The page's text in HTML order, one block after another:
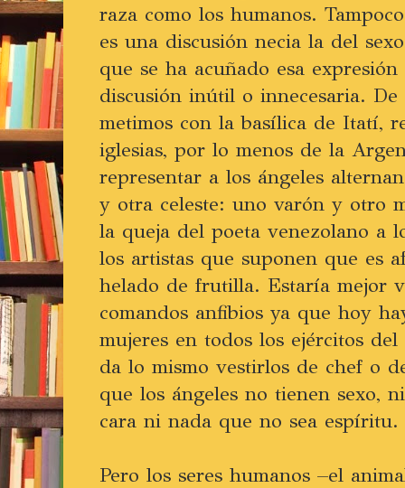
raza como los humanos.
es una discusión necia la del
que se ha acuñado esa
discusión inútil o innecesaria.
metimos con la basílica de Itatí,
iglesias, por lo menos de la
representar a los ángeles
y otra celeste: uno varón y otro
la queja del poeta venezolano a
los artistas que suponen que es
helado de frutilla. Estaría mejor
comandos anfibios ya que hoy
mujeres en todos los ejércitos
da lo mismo vestirlos de chef o
que los ángeles no tienen sexo,
cara ni nada que no sea espíritu.
Pero los seres humanos –el